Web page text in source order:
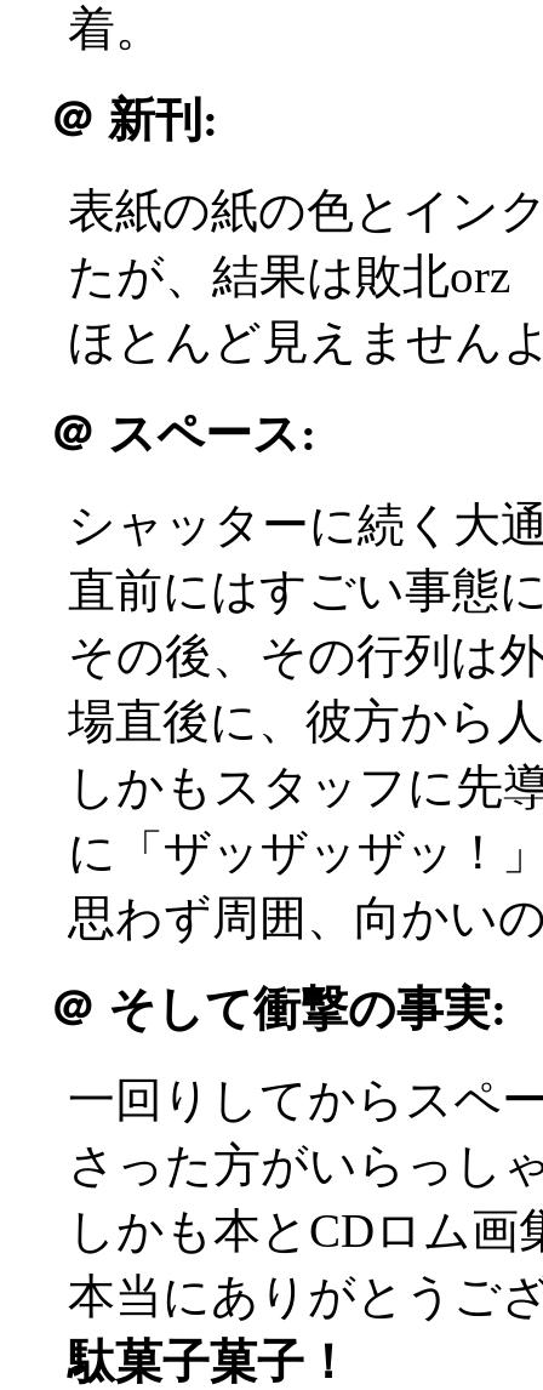
着。
＠ 新刊:
表紙の紙の色とイン
たが、結果は敗北orz
ほとんど見えません
＠ スペース:
シャッターに続く大
直前にはすごい事態
その後、その行列は
場直後に、彼方から
しかもスタッフに先
に「ザッザッザッ！
思わず周囲、向かい
＠ そして衝撃の事実:
一回りしてからスペ
さった方がいらっし
しかも本とCDロム
本当にありがとうご
駄菓子菓子！